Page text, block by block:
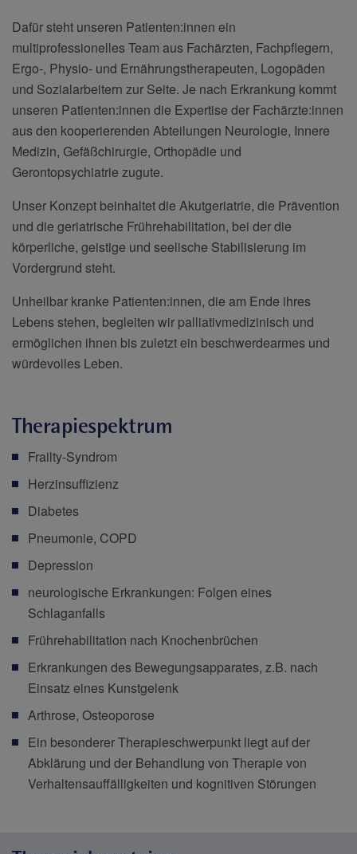
Dafür steht unseren Patienten:innen ein
multiprofessionelles Team aus Fachärzten, Fachpflegern,
Ergo-, Physio- und Ernährungstherapeuten, Logopäden
und Sozialarbeitern zur Seite. Je nach Erkrankung kommt
unseren Patienten:innen die Expertise der Fachärzte:innen
aus den kooperierenden Abteilungen Neurologie, Innere
Medizin, Gefäßchirurgie, Orthopädie und
Gerontopsychiatrie zugute.
Unser Konzept beinhaltet die Akutgeriatrie, die Prävention
und die geriatrische Frührehabilitation, bei der die
körperliche, geistige und seelische Stabilisierung im
Vordergrund steht.
Unheilbar kranke Patienten:innen, die am Ende ihres
Lebens stehen, begleiten wir palliativmedizinisch und
ermöglichen ihnen bis zuletzt ein beschwerdearmes und
würdevolles Leben.
Therapiespektrum
Frailty-Syndrom
Herzinsuffizienz
Diabetes
Pneumonie, COPD
Depression
neurologische Erkrankungen: Folgen eines
Schlaganfalls
Frührehabilitation nach Knochenbrüchen
Erkrankungen des Bewegungsapparates, z.B. nach
Einsatz eines Kunstgelenk
Arthrose, Osteoporose
Ein besonderer Therapieschwerpunkt liegt auf der
Abklärung und der Behandlung von Therapie von
Verhaltensauffälligkeiten und kognitiven Störungen